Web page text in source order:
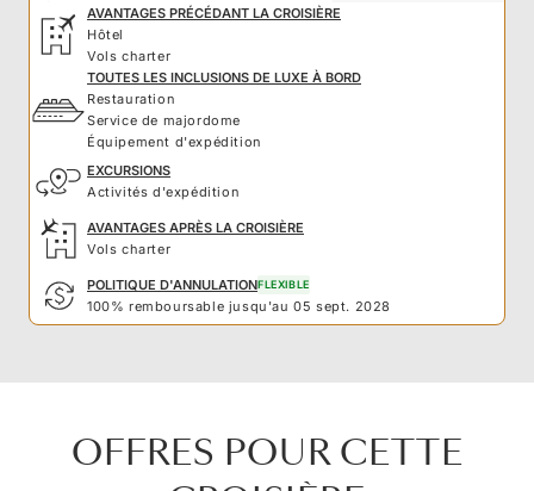
AVANTAGES PRÉCÉDANT LA CROISIÈRE
Hôtel
Vols charter
TOUTES LES INCLUSIONS DE LUXE À BORD
Restauration
Service de majordome
Équipement d'expédition
EXCURSIONS
Activités d'expédition
AVANTAGES APRÈS LA CROISIÈRE
Vols charter
POLITIQUE D'ANNULATIONFLEXIBLE
100% remboursable jusqu'au 05 sept. 2028
OFFRES POUR CETTE